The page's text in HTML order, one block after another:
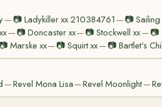
— 📷 Ladykiller xx 210384761 — 📷
— 📷 Doncaster xx— 📷 Stockwell xx— 📷
📷 Marske xx— 📷 Squirt xx— 📷Bartlet's
—Revel Mona Lisa—Revel Moonlight—